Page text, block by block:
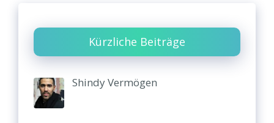
Kürzliche Beiträge
Shindy Vermögen